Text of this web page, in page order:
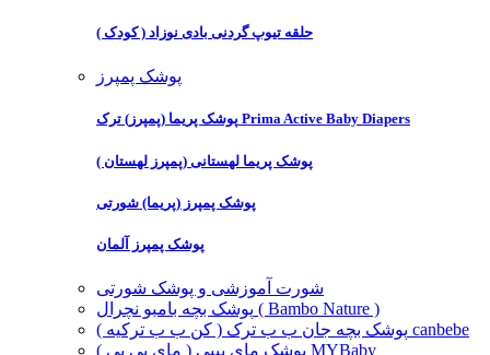
حلقه تیوپ گردنی بادی نوزاد ( کودک )
پوشک پمپرز
پوشک پریما (پمپرز) ترک Prima Active Baby Diapers
پوشک پریما لهستانی (پمپرز لهستان )
پوشک پمپرز (پریما) شورتی
پوشک پمپرز آلمان
شورت آموزشی و پوشک شورتی
پوشک بچه بامبو نچرال ( Bambo Nature )
پوشک بچه جان ب ب ترک ( کن ب ب ترکیه ) canbebe
پوشک مای بیبی ( مای بی بی ) MYBaby